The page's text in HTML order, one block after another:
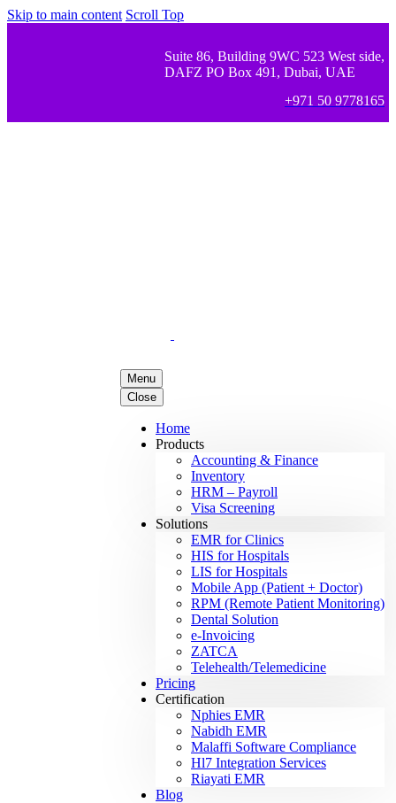
Skip to main content Scroll Top
Suite 86, Building 9WC 523 West side,
DAFZ PO Box 491, Dubai, UAE
+971 50 9778165
Menu
Close
Home
Products
Accounting & Finance
Inventory
HRM – Payroll
Visa Screening
Solutions
EMR for Clinics
HIS for Hospitals
LIS for Hospitals
Mobile App (Patient + Doctor)
RPM (Remote Patient Monitoring)
Dental Solution
e-Invoicing
ZATCA
Telehealth/Telemedicine
Pricing
Certification
Nphies EMR
Nabidh EMR
Malaffi Software Compliance
Hl7 Integration Services
Riayati EMR
Blog